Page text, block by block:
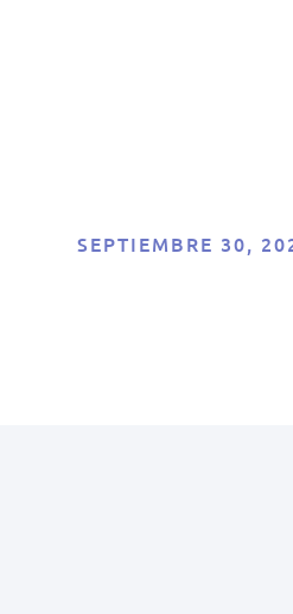
SEPTIEMBRE 30,